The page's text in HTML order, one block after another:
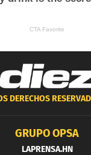
DERECHOS
GRUPO OPSA
LAPRENSA.HN